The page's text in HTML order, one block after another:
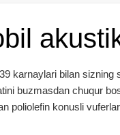
karnaylari bilan
buzmasdan chuqur
poliolefin konusli